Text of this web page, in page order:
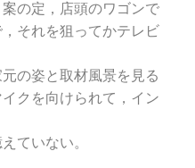
の定，店頭のワゴンで
それを狙ってかテレビ
の姿と取材風景を見る
クを向けられて，イン
ていない。